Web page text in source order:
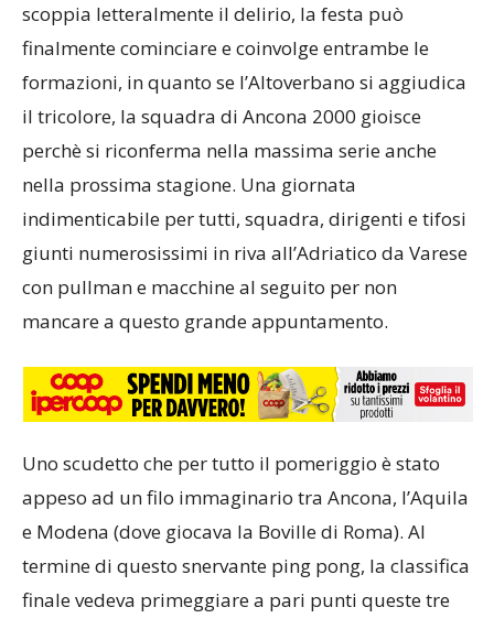
scoppia letteralmente il delirio, la festa può
finalmente cominciare e coinvolge entrambe le
formazioni, in quanto se l’Altoverbano si aggiudica
il tricolore, la squadra di Ancona 2000 gioisce
perchè si riconferma nella massima serie anche
nella prossima stagione. Una giornata
indimenticabile per tutti, squadra, dirigenti e tifosi
giunti numerosissimi in riva all’Adriatico da Varese
con pullman e macchine al seguito per non
mancare a questo grande appuntamento.
Uno scudetto che per tutto il pomeriggio è stato
appeso ad un filo immaginario tra Ancona, l’Aquila
e Modena (dove giocava la Boville di Roma). Al
termine di questo snervante ping pong, la classifica
finale vedeva primeggiare a pari punti queste tre